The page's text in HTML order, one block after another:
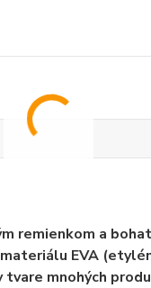
remienkom a
EVA
tvare mnohých